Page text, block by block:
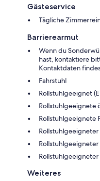
Gästeservice
Tägliche
Barrierearmut
Wenn du
hast, kontaktiere
Kontaktdaten
Fahrstuhl
Rollstuhlgeeignet
Rollstuhlgeeignete
Rollstuhlgeeignete
Rollstuhlgeeigneter
Rollstuhlgeeigneter
Weiteres